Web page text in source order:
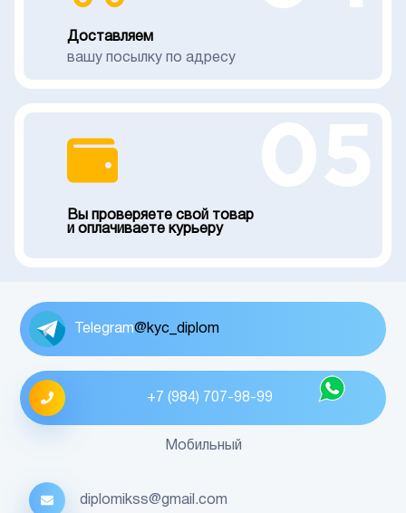
Доставляем
вашу посылку по адресу
Вы проверяете свой товар
и оплачиваете курьеру
Telegram@kyc_diplom
+7 (984) 707-98-99
Мобильный
diplomikss@gmail.com